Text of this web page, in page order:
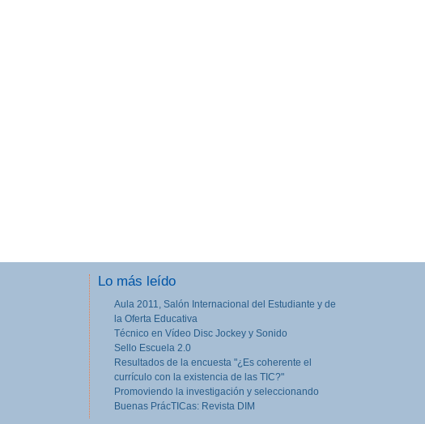
Lo más leído
Aula 2011, Salón Internacional del Estudiante y de
la Oferta Educativa
Técnico en Vídeo Disc Jockey y Sonido
Sello Escuela 2.0
Resultados de la encuesta "¿Es coherente el
currículo con la existencia de las TIC?"
Promoviendo la investigación y seleccionando
Buenas PrácTICas: Revista DIM